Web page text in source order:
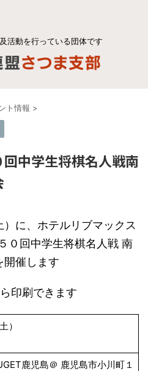
活動を行っている団体です
ト情報 >
回中学生将棋名人戦南
に、ホテルリブマックス
０回中学生将棋名人戦 南
開催します
印刷できます
）
鹿児島＠ 鹿児島市小川町１